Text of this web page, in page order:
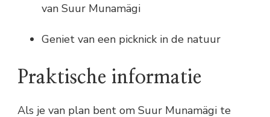
van Suur Munamägi
Geniet van een picknick in de natuur
Praktische informatie
Als je van plan bent om Suur Munamägi te